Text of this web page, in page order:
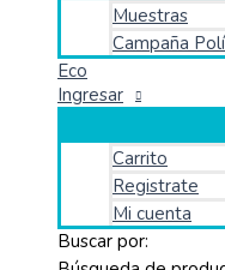
Muestras
Campaña
Eco
Ingresar
Carrito
Registrate
Mi cuenta
Buscar por: